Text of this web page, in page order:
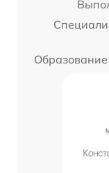
Образование